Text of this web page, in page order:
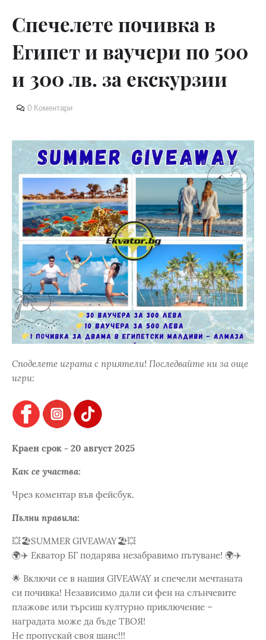
Спечелете почивка в
Египет и ваучери по 500
и 300 лв. за екскурзии
0 Коментари
Споделете играта с приятели! Последвайте ни за още
игри:
Краен срок - 20 август 2025
Как се участва:
Чрез коментар във фейсбук.
Пълни правила:
💥🏖️SUMMER GIVEAWAY🏖️💥
🌍✈️ Екватор БГ подарява незабравимо пътуване! 🌍✈️
🌟 Включи се в нашия GIVEAWAY и спечели мечтаната
си почивка! Независимо дали си фен на слънчевите
плажове или търсиш културно приключение –
наградата може да бъде ТВОЯ!
Не пропускай своя шанс!!!